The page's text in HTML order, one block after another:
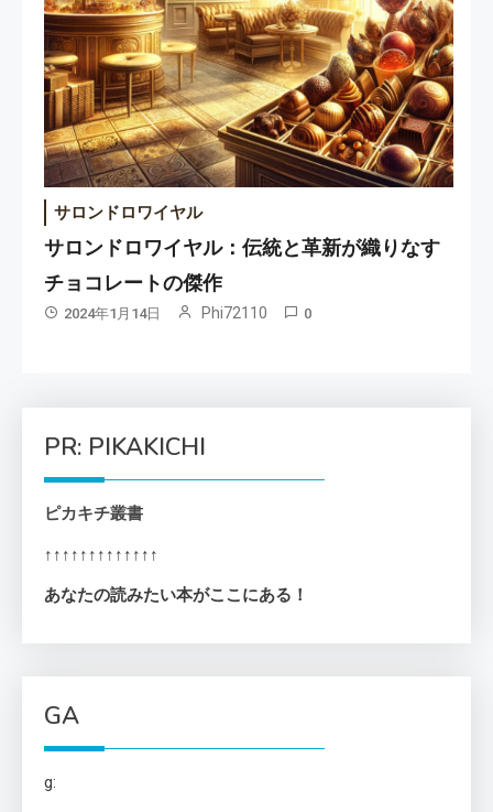
サロンドロワイヤル
サロンドロワイヤル：伝統と革新が織りなす
チョコレートの傑作
2024年1月14日 Phi72110 0
PR: PIKAKICHI
ピカキチ叢書
↑↑↑↑↑↑↑↑↑↑↑↑↑
あなたの読みたい本がここにある！
GA
g: